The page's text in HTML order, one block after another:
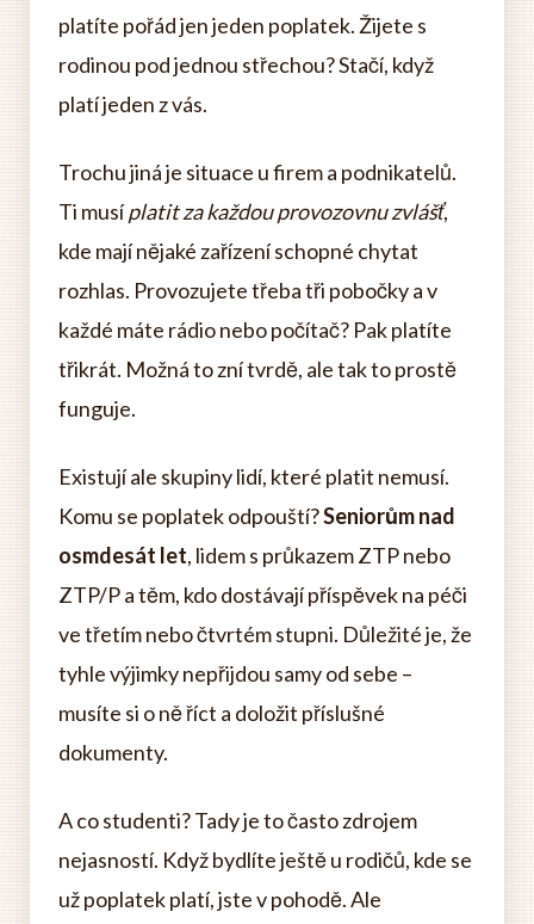
platíte pořád jen jeden poplatek. Žijete s
rodinou pod jednou střechou? Stačí, když
platí jeden z vás.
Trochu jiná je situace u firem a podnikatelů.
Ti musíplatit za každou provozovnu zvlášť,
kde mají nějaké zařízení schopné chytat
rozhlas. Provozujete třeba tři pobočky a v
každé máte rádio nebo počítač? Pak platíte
třikrát. Možná to zní tvrdě, ale tak to prostě
funguje.
Existují ale skupiny lidí, které platit nemusí.
Komu se poplatek odpouští?Seniorům nad
osmdesát let, lidem s průkazem ZTP nebo
ZTP/P a těm, kdo dostávají příspěvek na péči
ve třetím nebo čtvrtém stupni. Důležité je, že
tyhle výjimky nepřijdou samy od sebe –
musíte si o ně říct a doložit příslušné
dokumenty.
A co studenti? Tady je to často zdrojem
nejasností. Když bydlíte ještě u rodičů, kde se
už poplatek platí, jste v pohodě. Ale